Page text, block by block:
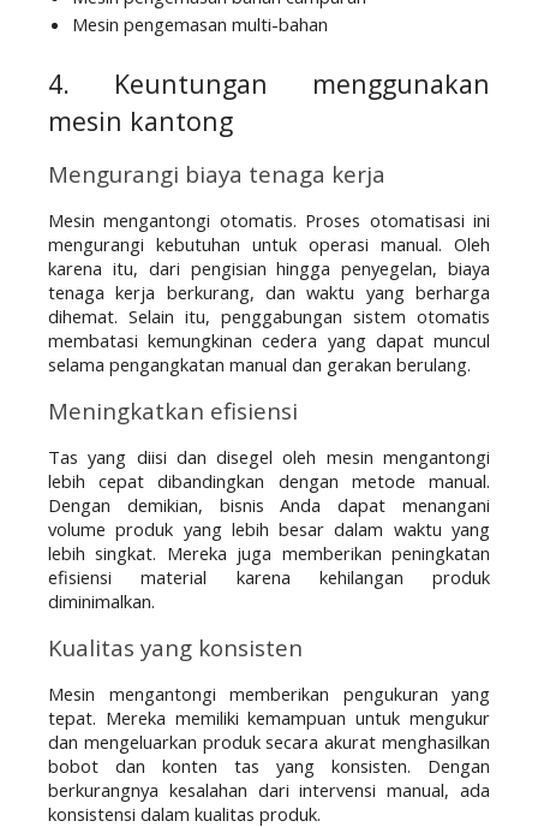
Mesin pengemasan multi-bahan
4. Keuntungan menggunakan
mesin kantong
Mengurangi biaya tenaga kerja
Mesin mengantongi otomatis. Proses otomatisasi ini
mengurangi kebutuhan untuk operasi manual. Oleh
karena itu, dari pengisian hingga penyegelan, biaya
tenaga kerja berkurang, dan waktu yang berharga
dihemat. Selain itu, penggabungan sistem otomatis
membatasi kemungkinan cedera yang dapat muncul
selama pengangkatan manual dan gerakan berulang.
Meningkatkan efisiensi
Tas yang diisi dan disegel oleh mesin mengantongi
lebih cepat dibandingkan dengan metode manual.
Dengan demikian, bisnis Anda dapat menangani
volume produk yang lebih besar dalam waktu yang
lebih singkat. Mereka juga memberikan peningkatan
efisiensi material karena kehilangan produk
diminimalkan.
Kualitas yang konsisten
Mesin mengantongi memberikan pengukuran yang
tepat. Mereka memiliki kemampuan untuk mengukur
dan mengeluarkan produk secara akurat menghasilkan
bobot dan konten tas yang konsisten. Dengan
berkurangnya kesalahan dari intervensi manual, ada
konsistensi dalam kualitas produk.